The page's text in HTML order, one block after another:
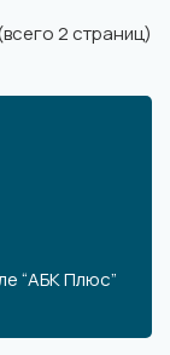
2 страниц)
“АБК Плюс”